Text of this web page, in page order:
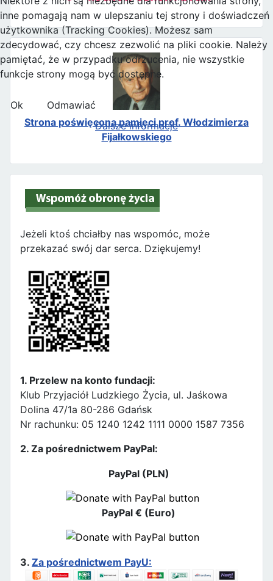
Strona poświęcona pamięci prof. Włodzimierza
Fijałkowskiego
Jeżeli ktoś chciałby nas wspomóc, może
przekazać swój dar serca. Dziękujemy!
1. Przelew na konto fundacji:
Klub Przyjaciół Ludzkiego Życia, ul. Jaśkowa
Dolina 47/1a 80-286 Gdańsk
Nr rachunku: 05 1240 1242 1111 0000 1587 7356
2. Za pośrednictwem PayPal:
PayPal (PLN)
PayPal € (Euro)
3. Za pośrednictwem PayU:
inne pomagają nam w ulepszaniu tej strony i doświadczeń
użytkownika (Tracking Cookies). Możesz sam
zdecydować, czy chcesz zezwolić na pliki cookie. Należy
pamiętać, że w przypadku odrzucenia, nie wszystkie
funkcje strony mogą być dostępne.
Ok
Odmawiać
Dalsze informacje